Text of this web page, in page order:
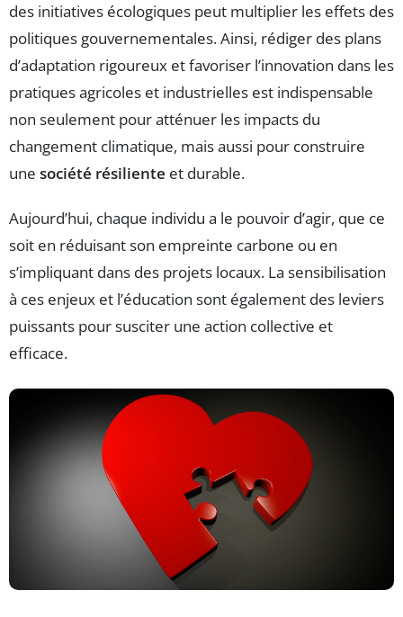
des initiatives écologiques peut multiplier les effets des
politiques gouvernementales. Ainsi, rédiger des plans
d’adaptation rigoureux et favoriser l’innovation dans les
pratiques agricoles et industrielles est indispensable
non seulement pour atténuer les impacts du
changement climatique, mais aussi pour construire
une société résiliente et durable.
Aujourd’hui, chaque individu a le pouvoir d’agir, que ce
soit en réduisant son empreinte carbone ou en
s’impliquant dans des projets locaux. La sensibilisation
à ces enjeux et l’éducation sont également des leviers
puissants pour susciter une action collective et
efficace.